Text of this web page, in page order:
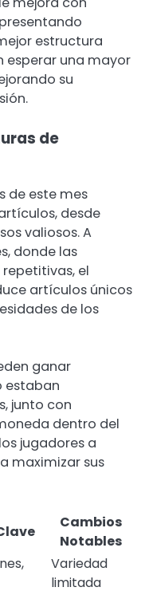
estructura
esperar una mayor
su
de
de este mes
desde
valiosos. A
donde las
el
artículos únicos
de los
ganar
estaban
junto con
dentro del
jugadores a
maximizar sus
Cambios
Notables
Variedad
limitada